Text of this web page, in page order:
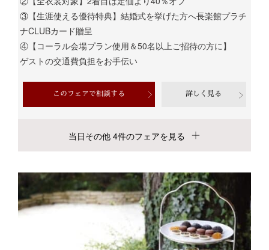
③【生涯使える優待特典】結婚式を挙げた方へ長楽館プラチ
ナCLUBカード贈呈
④【コーラル会場プラン使用＆50名以上ご招待の方に】
ゲストの交通費負担をお手伝い
このフェアで相談する 詳しく見る
当日その他 4件のフェアを見る